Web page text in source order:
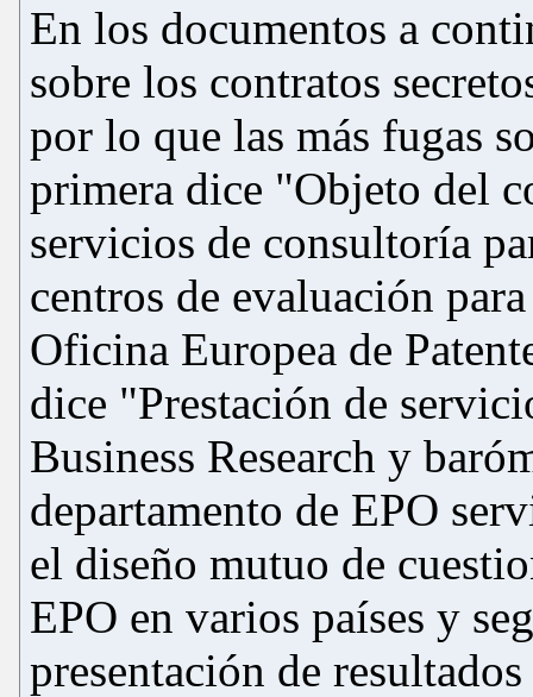
En los documentos a
sobre los contratos
por lo que las más fugas
primera dice "Objeto del
servicios de consultoría
centros de evaluación
Oficina Europea de
dice "Prestación de
Business Research y
departamento de EPO
el diseño mutuo de
EPO en varios países y
presentación de